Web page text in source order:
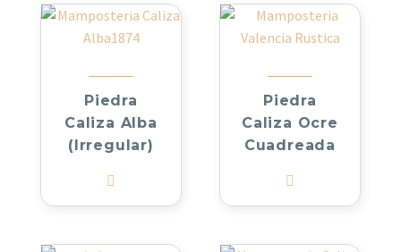
Piedra
Caliza Alba
(Irregular)
Piedra
Caliza Ocre
Cuadreada